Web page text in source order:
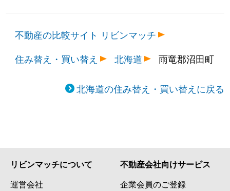
不動産の比較サイト リビンマッチ
住み替え・買い替え
北海道 雨竜郡沼田町
北海道の住み替え・買い替えに戻る
リビンマッチについて
運営会社
不動産会社向けサービス
企業会員のご登録